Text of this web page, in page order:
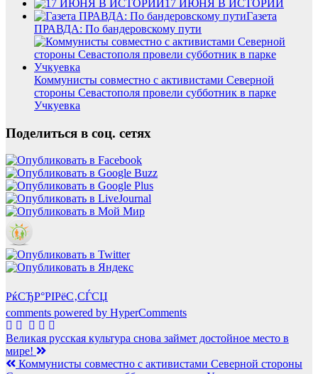
17 ИЮНЯ В ИСТОРИИ
Газета
ПРАВДА: По бандеровскому пути
Коммунисты совместно с активистами Северной
стороны Севастополя провели субботник в парке
Учкуевка
Поделиться в соц. сетях
РќСЂР°РІРёС‚СЃСЏ
comments powered by HyperComments
Навигация
по
Великая русская культура снова займет достойное место в
мире!
Коммунисты совместно с активистами Северной стороны